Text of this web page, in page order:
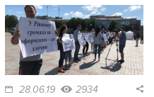
28.06.19 2934